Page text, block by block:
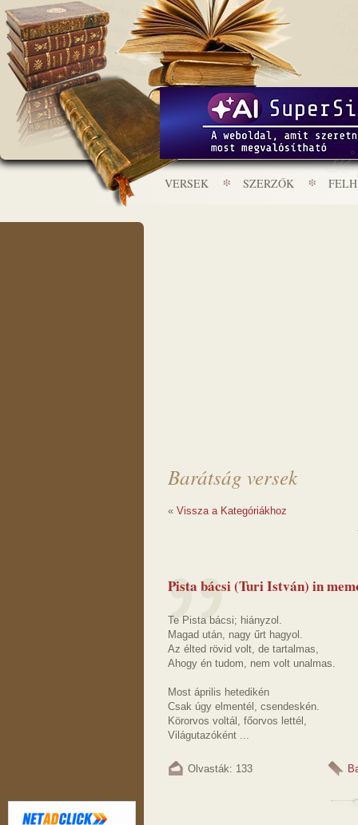
VERSEK SZERZŐK
Barátság versek
« Vissza a Kategóriákhoz
Pista bácsi (Turi István) in
Te Pista bácsi; hiányzol.
Magad után, nagy űrt hagyol.
Az élted rövid volt, de tartalmas,
Ahogy én tudom, nem volt unalmas.
Most április hetedikén
Csak úgy elmentél, csendeskén.
Körorvos voltál, főorvos lettél,
Világutazóként ...
Olvasták: 133